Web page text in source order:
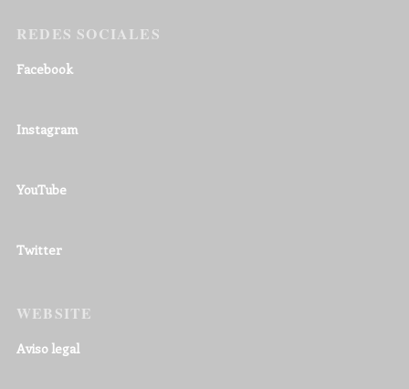
REDES SOCIALES
Facebook
Instagram
YouTube
Twitter
WEBSITE
Aviso legal